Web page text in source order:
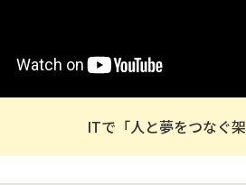
ITで「人と夢をつなぐ